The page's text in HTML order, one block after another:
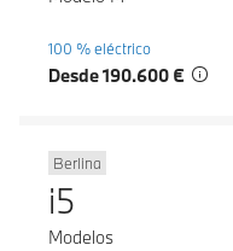
100 % eléctrico
Desde 190.600 €
Berlina
i5
Modelos